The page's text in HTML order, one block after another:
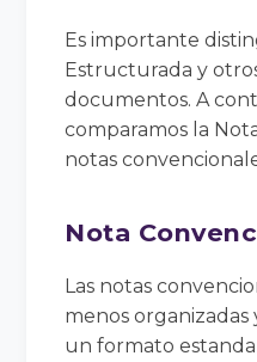
Es importante
Estructurada y
documentos. A
comparamos la
notas
Nota
Las notas
menos
un formato